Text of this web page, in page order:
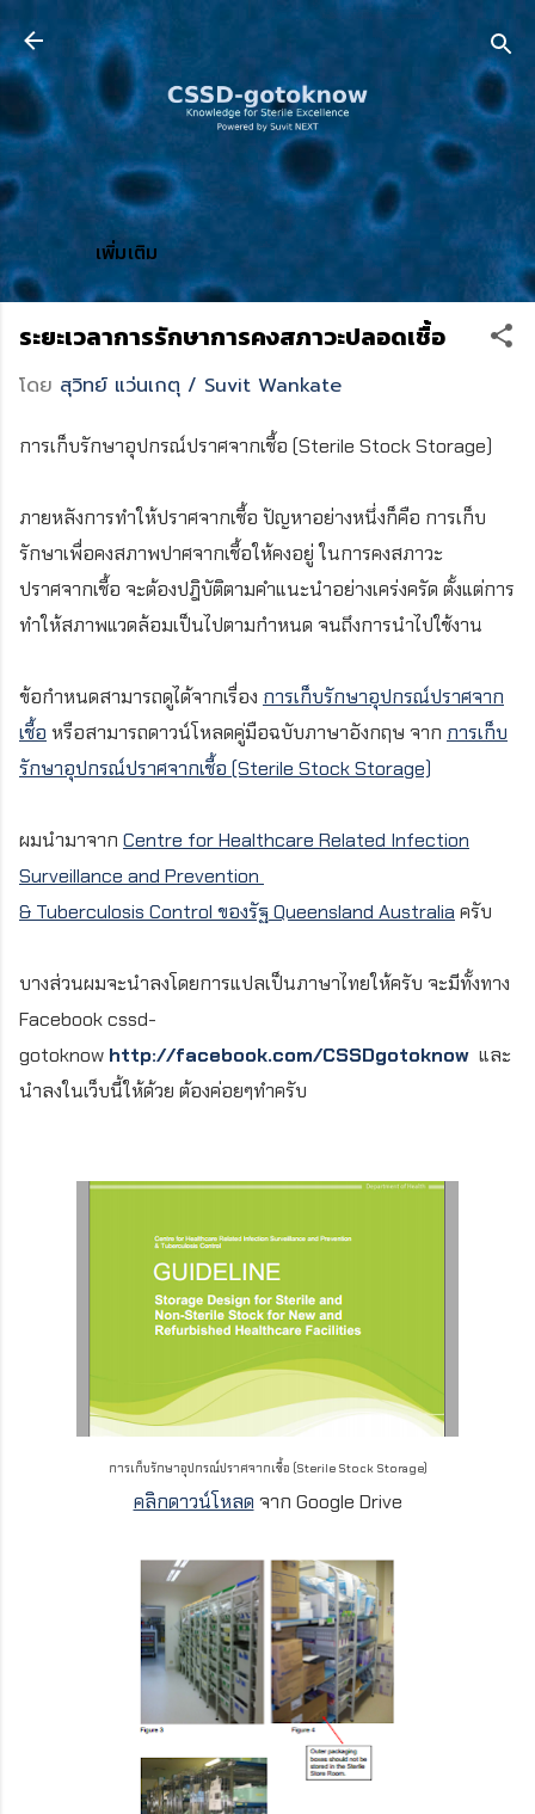
เพิ่มเติม
ระยะเวลาการรักษาการคงสภาวะปลอดเชื้อ
โดย สุวิทย์ แว่นเกตุ / Suvit Wankate
การเก็บรักษาอุปกรณ์ปราศจากเชื้อ (Sterile Stock Storage)
ภายหลังการทำให้ปราศจากเชื้อ ปัญหาอย่างหนึ่งก็คือ การเก็บ
รักษาเพื่อคงสภาพปาศจากเชื้อให้คงอยู่ ในการคงสภาวะ
ปราศจากเชื้อ จะต้องปฎิบัติตามคำแนะนำอย่างเคร่งครัด ตั้งแต่การ
ทำให้สภาพแวดล้อมเป็นไปตามกำหนด จนถึงการนำไปใช้งาน
ข้อกำหนดสามารถดูได้จากเรื่อง การเก็บรักษาอุปกรณ์ปราศจาก
เชื้อ หรือสามารถดาวน์โหลดคู่มือฉบับภาษาอังกฤษ จาก การเก็บ
รักษาอุปกรณ์ปราศจากเชื้อ (Sterile Stock Storage)
ผมนำมาจาก Centre for Healthcare Related Infection
Surveillance and Prevention
& Tuberculosis Control ของรัฐ Queensland Australia ครับ
บางส่วนผมจะนำลงโดยการแปลเป็นภาษาไทยให้ครับ จะมีทั้งทาง
Facebook cssd-
gotoknow http://facebook.com/CSSDgotoknow และ
นำลงในเว็บนี้ให้ด้วย ต้องค่อยๆทำครับ
การเก็บรักษาอุปกรณ์ปราศจากเชื้อ (Sterile Stock Storage)
คลิกดาวน์โหลด จาก Google Drive